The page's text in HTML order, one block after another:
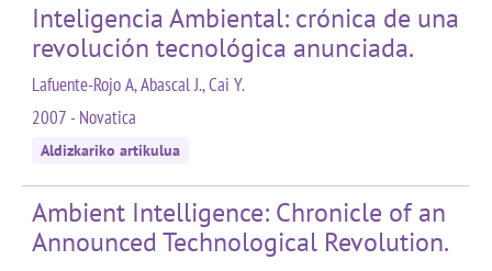
Inteligencia Ambiental: crónica de una
revolución tecnológica anunciada.
Lafuente-Rojo A, Abascal J., Cai Y.
2007 - Novatica
Aldizkariko artikulua
Ambient Intelligence: Chronicle of an
Announced Technological Revolution.